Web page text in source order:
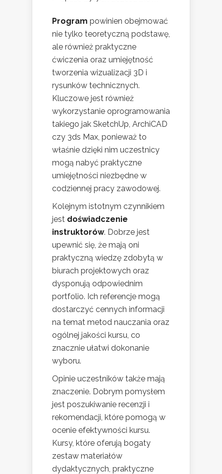
Program powinien obejmować
nie tylko teoretyczną podstawę,
ale również praktyczne
ćwiczenia oraz umiejętność
tworzenia wizualizacji 3D i
rysunków technicznych.
Kluczowe jest również
wykorzystanie oprogramowania
takiego jak SketchUp, ArchiCAD
czy 3ds Max, ponieważ to
właśnie dzięki nim uczestnicy
mogą nabyć praktyczne
umiejętności niezbędne w
codziennej pracy zawodowej.
Kolejnym istotnym czynnikiem
jest doświadczenie
instruktorów. Dobrze jest
upewnić się, że mają oni
praktyczną wiedzę zdobytą w
biurach projektowych oraz
dysponują odpowiednim
portfolio. Ich referencje mogą
dostarczyć cennych informacji
na temat metod nauczania oraz
ogólnej jakości kursu, co
znacznie ułatwi dokonanie
wyboru.
Opinie uczestników także mają
znaczenie. Dobrym pomysłem
jest poszukiwanie recenzji i
rekomendacji, które pomogą w
ocenie efektywności kursu.
Kursy, które oferują bogaty
zestaw materiałów
dydaktycznych, praktyczne